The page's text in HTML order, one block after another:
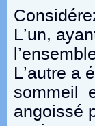
L’un,
L’autre a
sommeil
angoissé